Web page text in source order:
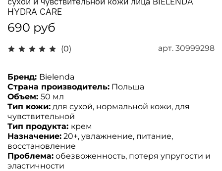
(0) арт. 30999298
HYDRA CARE
690 руб
Бренд: Bielenda
Страна производитель: Польша
Объем: 50 мл
Тип кожи: для сухой, нормальной кожи, для
чувствительной
Тип продукта: крем
Назначение: 20+, увлажнение, питание,
восстановление
Проблема: обезвоженность, потеря упругости и
эластичности